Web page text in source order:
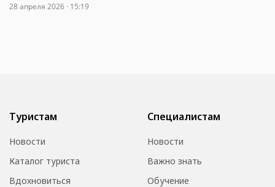
28 апреля 2026 · 15:19
Туристам
Новости
Каталог туриста
Вдохновиться
Специалистам
Новости
Важно знать
Обучение